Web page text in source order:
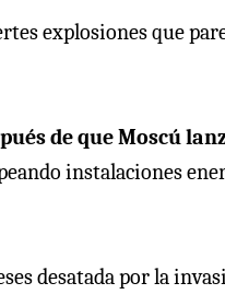
explosiones que
de que Moscú
instalaciones
desatada por la